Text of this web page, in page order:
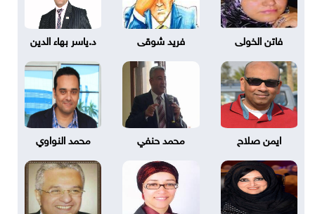
فاتن الخولى فريد شوقى د.ياسر بهاء الدين
ايمن صلاح محمد حنفي محمد النواوي